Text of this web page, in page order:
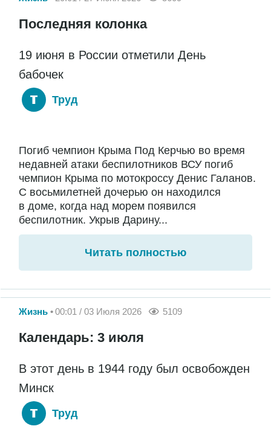
Последняя колонка
19 июня в России отметили День
бабочек
Труд
Погиб чемпион Крыма Под Керчью во время
недавней атаки беспилотников ВСУ погиб
чемпион Крыма по мотокроссу Денис Галанов.
С восьмилетней дочерью он находился
в доме, когда над морем появился
беспилотник. Укрыв Дарину...
Читать полностью
Жизнь 00:01 / 03 Июля 2026 5109
Календарь: 3 июля
В этот день в 1944 году был освобожден
Минск
Труд